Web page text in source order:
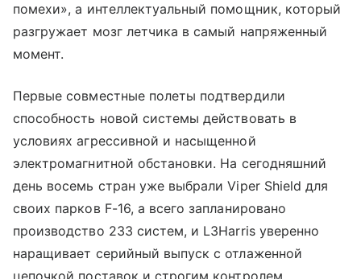
помехи», а интеллектуальный помощник, который
разгружает мозг летчика в самый напряженный
момент.
Первые совместные полеты подтвердили
способность новой системы действовать в
условиях агрессивной и насыщенной
электромагнитной обстановки. На сегодняшний
день восемь стран уже выбрали Viper Shield для
своих парков F-16, а всего запланировано
производство 233 систем, и L3Harris уверенно
наращивает серийный выпуск с отлаженной